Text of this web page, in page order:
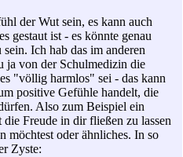
der Wut sein, es kann auch
gestaut ist - es könnte genau
Ich hab das im anderen
ja von der Schulmedizin die
"völlig harmlos" sei - das kann
positive Gefühle handelt, die
Also zum Beispiel ein
Freude in dir fließen zu lassen
möchtest oder ähnliches. In so
Zyste: